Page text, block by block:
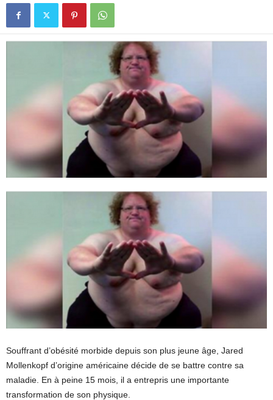
Souffrant d’obésité morbide depuis son plus jeune âge, Jared
Mollenkopf d’origine américaine décide de se battre contre sa
maladie. En à peine 15 mois, il a entrepris une importante
transformation de son physique.